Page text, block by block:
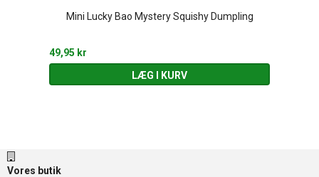
Mini Lucky Bao Mystery Squishy Dumpling
49,95 kr
LÆG I KURV
Vores butik